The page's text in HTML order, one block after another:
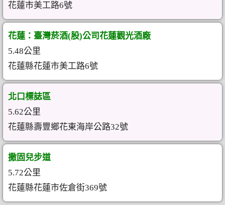
花蓮市美工路6號
花蓮：臺灣菸酒(股)公司花蓮觀光酒廠
5.48公里
花蓮縣花蓮市美工路6號
北口標誌區
5.62公里
花蓮縣壽豐鄉花東海岸公路32號
撒固兒步道
5.72公里
花蓮縣花蓮市佐倉街369號